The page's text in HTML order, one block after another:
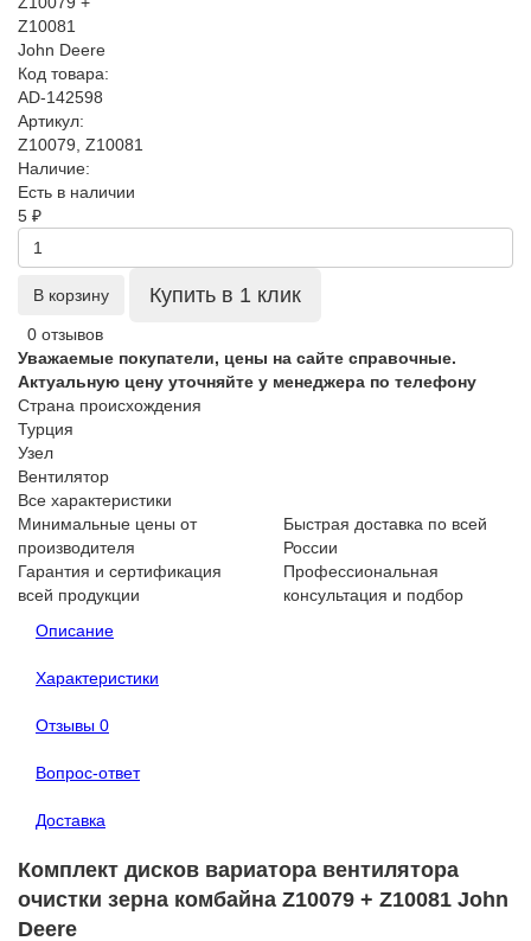
Код товара:
AD-142598
Артикул:
Z10079, Z10081
Наличие:
Есть в наличии
5 ₽
В корзину Купить в 1 клик
0 отзывов
Уважаемые покупатели, цены на сайте справочные.
Актуальную цену уточняйте у менеджера по телефону
Страна происхождения
Турция
Узел
Вентилятор
Все характеристики
Минимальные цены от
производителя
Быстрая доставка по всей
России
Гарантия и сертификация
всей продукции
Профессиональная
консультация и подбор
Описание
Характеристики
Отзывы 0
Вопрос-ответ
Доставка
Комплект дисков вариатора вентилятора
очистки зерна комбайна Z10079 + Z10081 John
Deere